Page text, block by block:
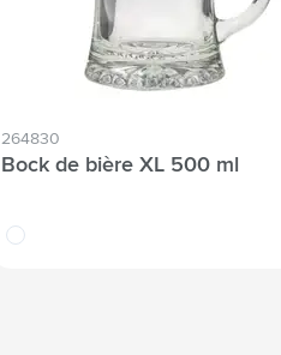
264830
Bock de bière XL 500 ml
translucide